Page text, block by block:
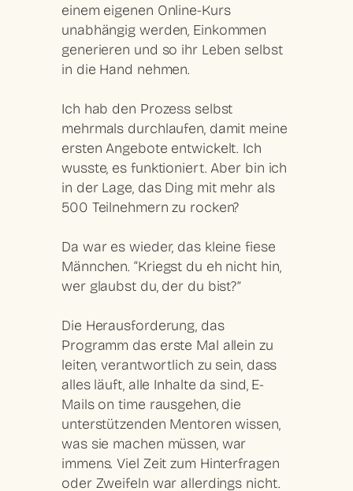
einem eigenen Online-Kurs
unabhängig werden, Einkommen
generieren und so ihr Leben selbst
in die Hand nehmen.
Ich hab den Prozess selbst
mehrmals durchlaufen, damit meine
ersten Angebote entwickelt. Ich
wusste, es funktioniert. Aber bin ich
in der Lage, das Ding mit mehr als
500 Teilnehmern zu rocken?
Da war es wieder, das kleine fiese
Männchen. “Kriegst du eh nicht hin,
wer glaubst du, der du bist?”
Die Herausforderung, das
Programm das erste Mal allein zu
leiten, verantwortlich zu sein, dass
alles läuft, alle Inhalte da sind, E-
Mails on time rausgehen, die
unterstützenden Mentoren wissen,
was sie machen müssen, war
immens. Viel Zeit zum Hinterfragen
oder Zweifeln war allerdings nicht.